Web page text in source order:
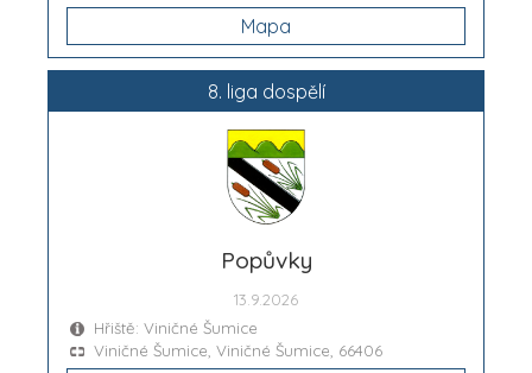
Mapa
8. liga dospělí
Popůvky
13.9.2026
Hřiště: Viničné Šumice
Viničné Šumice, Viničné Šumice, 66406